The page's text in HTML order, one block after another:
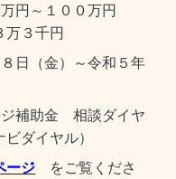
円～１００万円
万３千円
日（金）～令和５年
ジ補助金 相談ダイヤ
ダイヤル）
ージ をご覧くださ